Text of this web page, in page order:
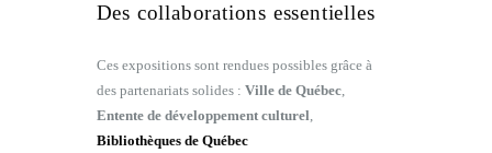
Des collaborations essentielles
Ces expositions sont rendues possibles grâce à
des partenariats solides : Ville de Québec,
Entente de développement culturel,
Bibliothèques de Québec